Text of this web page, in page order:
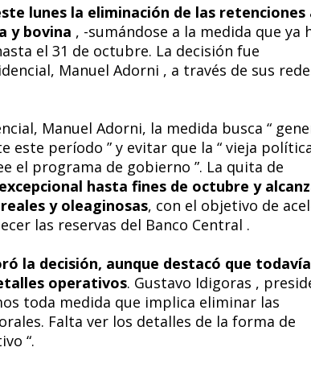
lunes la eliminación de las retenciones
y bovina , -sumándose a la medida que ya
el 31 de octubre. La decisión fue
Manuel Adorni , a través de sus
Manuel Adorni, la medida busca “
este período ” y evitar que la “ vieja
el programa de gobierno ”. La quita de
hasta fines de octubre y
y oleaginosas, con el objetivo de
las reservas del Banco Central .
la decisión, aunque destacó que todavía
operativos. Gustavo Idigoras ,
toda medida que implica eliminar las
Falta ver los detalles de la forma de
“.